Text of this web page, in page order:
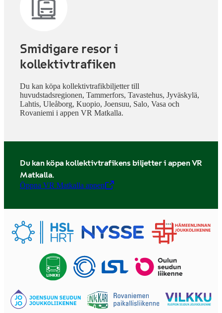
Smidigare resor i
kollektivtrafiken
Du kan köpa kollektivtrafikbiljetter till
huvudstadsregionen, Tammerfors, Tavastehus, Jyväskylä,
Lahtis, Uleåborg, Kuopio, Joensuu, Salo, Vasa och
Rovaniemi i appen VR Matkalla.
Du kan köpa kollektivtrafikens biljetter i appen VR
Matkalla.
Öppna VR Matkalla appen
,Öppnas i en ny flik